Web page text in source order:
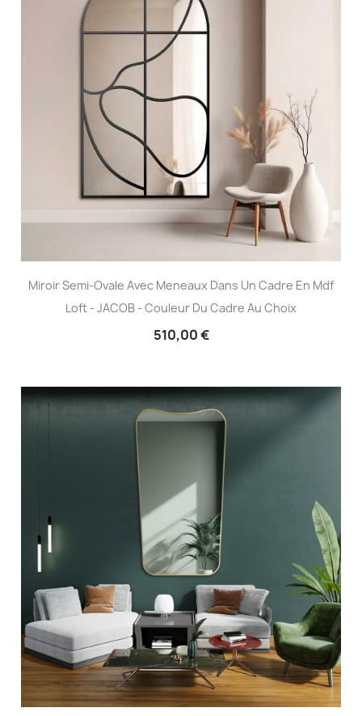
Miroir Semi-Ovale Avec Meneaux Dans Un Cadre En Mdf
Loft - JACOB - Couleur Du Cadre Au Choix
510,00 €